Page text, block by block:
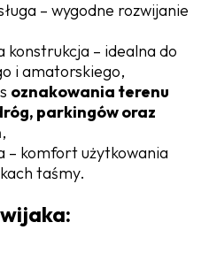
– wygodne rozwijanie
konstrukcja – idealna do
i amatorskiego,
oznakowania terenu
parkingów oraz
,
– komfort użytkowania
taśmy.